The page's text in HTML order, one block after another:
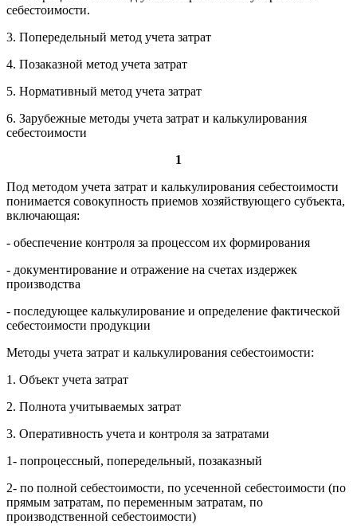
себестоимости.
3. Попередельный метод учета затрат
4. Позаказной метод учета затрат
5. Нормативный метод учета затрат
6. Зарубежные методы учета затрат и калькулирования
себестоимости
1
Под методом учета затрат и калькулирования себестоимости
понимается совокупность приемов хозяйствующего субъекта,
включающая:
- обеспечение контроля за процессом их формирования
- документирование и отражение на счетах издержек
производства
- последующее калькулирование и определение фактической
себестоимости продукции
Методы учета затрат и калькулирования себестоимости:
1. Объект учета затрат
2. Полнота учитываемых затрат
3. Оперативность учета и контроля за затратами
1- попроцессный, попередельный, позаказный
2- по полной себестоимости, по усеченной себестоимости (по
прямым затратам, по переменным затратам, по
производственной себестоимости)